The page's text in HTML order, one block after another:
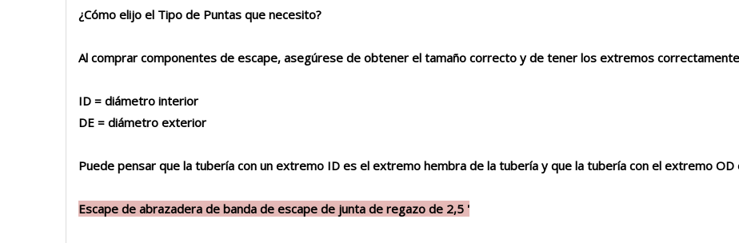
¿Cómo elijo el Tipo de Puntas que necesito?
Al comprar componentes de escape, asegúrese de obtener el tamaño correcto y de tener los extremos
ID = diámetro interior
DE = diámetro exterior
Puede pensar que la tubería con un extremo ID es el extremo hembra de la tubería y que la tubería con el extremo
Escape de abrazadera de banda de escape de junta de regazo de 2,5 '